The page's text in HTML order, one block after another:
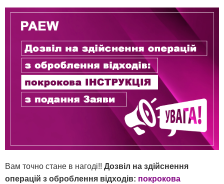
Вам точно стане в нагоді!! Дозвіл на здійснення
операцій з оброблення відходів: покрокова